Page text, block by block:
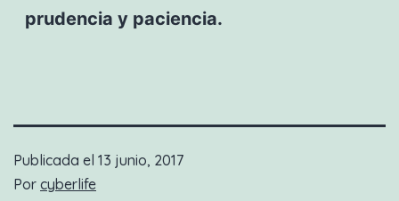
prudencia y paciencia.
Publicada el 13 junio, 2017
Por cyberlife